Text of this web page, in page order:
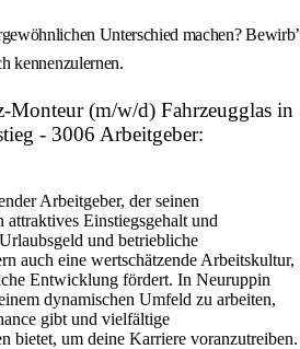
Unterschied machen? Bewirb’
kennenzulernen.
(m/w/d) Fahrzeugglas in
- 3006 Arbeitgeber:
Arbeitgeber, der seinen
Einstiegsgehalt und
und betriebliche
auch eine wertschätzende Arbeitskultur,
Entwicklung fördert. In Neuruppin
dynamischen Umfeld zu arbeiten,
gibt und vielfältige
bietet, um deine Karriere voranzutreiben.